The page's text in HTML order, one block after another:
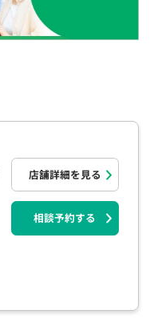
店舗詳細を見る
相談予約する